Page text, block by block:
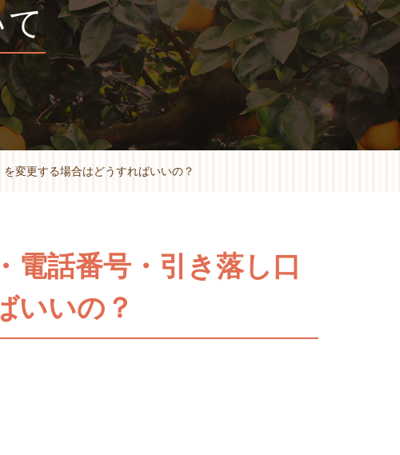
変更する場合はどうすればいいの？
電話番号・引き落し口
いいの？